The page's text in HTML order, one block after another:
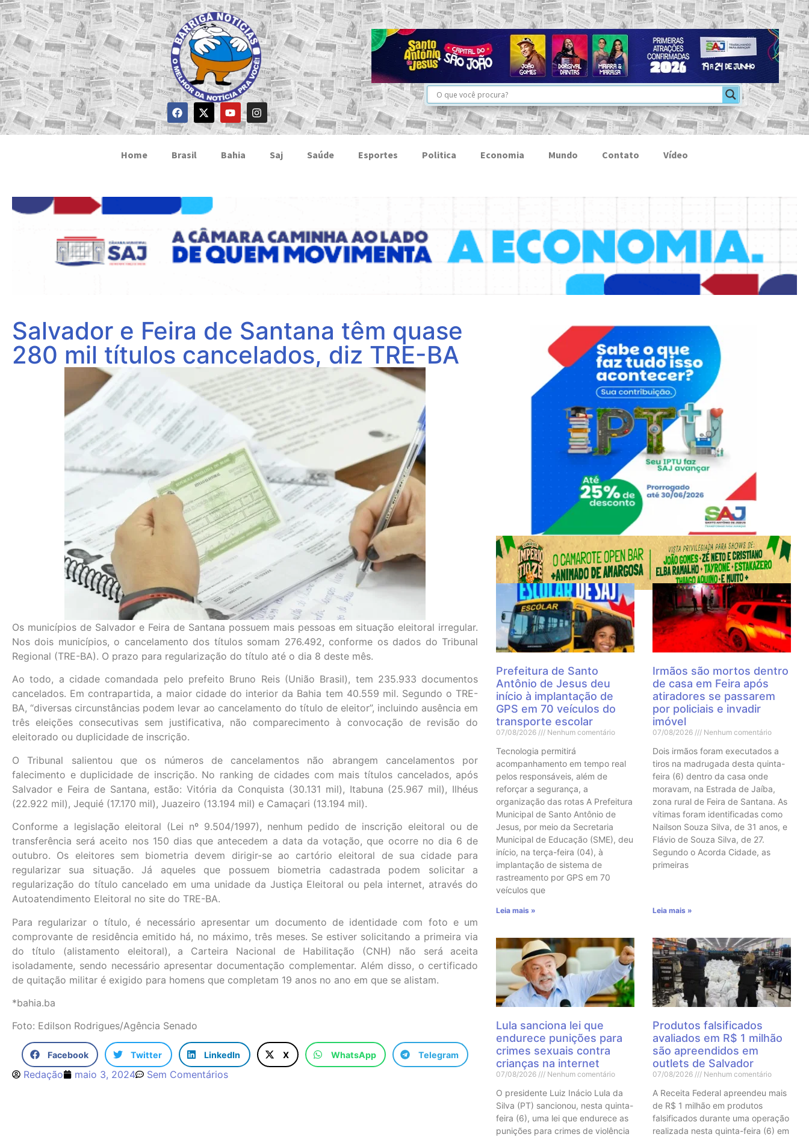
Home Brasil Bahia Saj Saúde Esportes Politica Economia Mundo Contato Vídeo
Salvador e Feira de Santana têm quase
280 mil títulos cancelados, diz TRE-BA
Os municípios de Salvador e Feira de Santana possuem mais pessoas em situação eleitoral irregular.
Nos dois municípios, o cancelamento dos títulos somam 276.492, conforme os dados do Tribunal
Regional (TRE-BA). O prazo para regularização do título até o dia 8 deste mês.
Ao todo, a cidade comandada pelo prefeito Bruno Reis (União Brasil), tem 235.933 documentos
cancelados. Em contrapartida, a maior cidade do interior da Bahia tem 40.559 mil. Segundo o TRE-
BA, “diversas circunstâncias podem levar ao cancelamento do título de eleitor”, incluindo ausência em
três eleições consecutivas sem justificativa, não comparecimento à convocação de revisão do
eleitorado ou duplicidade de inscrição.
O Tribunal salientou que os números de cancelamentos não abrangem cancelamentos por
falecimento e duplicidade de inscrição. No ranking de cidades com mais títulos cancelados, após
Salvador e Feira de Santana, estão: Vitória da Conquista (30.131 mil), Itabuna (25.967 mil), Ilhéus
(22.922 mil), Jequié (17.170 mil), Juazeiro (13.194 mil) e Camaçari (13.194 mil).
Conforme a legislação eleitoral (Lei nº 9.504/1997), nenhum pedido de inscrição eleitoral ou de
transferência será aceito nos 150 dias que antecedem a data da votação, que ocorre no dia 6 de
outubro. Os eleitores sem biometria devem dirigir-se ao cartório eleitoral de sua cidade para
regularizar sua situação. Já aqueles que possuem biometria cadastrada podem solicitar a
regularização do título cancelado em uma unidade da Justiça Eleitoral ou pela internet, através do
Autoatendimento Eleitoral no site do TRE-BA.
Para regularizar o título, é necessário apresentar um documento de identidade com foto e um
comprovante de residência emitido há, no máximo, três meses. Se estiver solicitando a primeira via
do título (alistamento eleitoral), a Carteira Nacional de Habilitação (CNH) não será aceita
isoladamente, sendo necessário apresentar documentação complementar. Além disso, o certificado
de quitação militar é exigido para homens que completam 19 anos no ano em que se alistam.
*bahia.ba
Foto: Edilson Rodrigues/Agência Senado
Facebook Twitter LinkedIn X WhatsApp Telegram
Redação maio 3, 2024 Sem Comentários
Mais Notícias
Prefeitura de Santo
Antônio de Jesus deu
início à implantação de
GPS em 70 veículos do
transporte escolar
07/08/2026 Nenhum comentário
Tecnologia permitirá
acompanhamento em tempo real
pelos responsáveis, além de
reforçar a segurança, a
organização das rotas A Prefeitura
Municipal de Santo Antônio de
Jesus, por meio da Secretaria
Municipal de Educação (SME), deu
início, na terça-feira (04), à
implantação de sistema de
rastreamento por GPS em 70
veículos que
Leia mais »
Irmãos são mortos dentro
de casa em Feira após
atiradores se passarem
por policiais e invadir
imóvel
07/08/2026 Nenhum comentário
Dois irmãos foram executados a
tiros na madrugada desta quinta-
feira (6) dentro da casa onde
moravam, na Estrada de Jaíba,
zona rural de Feira de Santana. As
vítimas foram identificadas como
Nailson Souza Silva, de 31 anos, e
Flávio de Souza Silva, de 27.
Segundo o Acorda Cidade, as
primeiras
Leia mais »
Lula sanciona lei que
endurece punições para
crimes sexuais contra
crianças na internet
07/08/2026 Nenhum comentário
O presidente Luiz Inácio Lula da
Silva (PT) sancionou, nesta quinta-
feira (6), uma lei que endurece as
punições para crimes de violência
Produtos falsificados
avaliados em R$ 1 milhão
são apreendidos em
outlets de Salvador
07/08/2026 Nenhum comentário
A Receita Federal apreendeu mais
de R$ 1 milhão em produtos
falsificados durante uma operação
realizada nesta quinta-feira (6) em